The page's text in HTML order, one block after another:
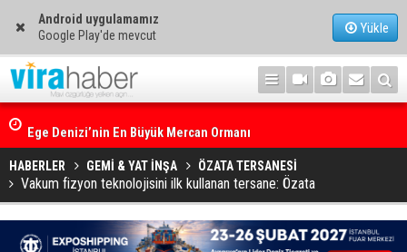
Android uygulamamız
Google Play'de mevcut
Yükle
Ege Denizi’nin En Büyük Mercan Ormanı
HABERLER GEMİ & YAT İNŞA ÖZATA TERSANESİ
Vakum fizyon teknolojisini ilk kullanan tersane: Özata